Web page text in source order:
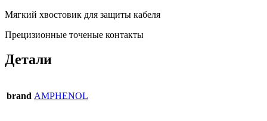
Мягкий хвостовик для защиты кабеля
Прецизионные точеные контакты
Детали
brand AMPHENOL